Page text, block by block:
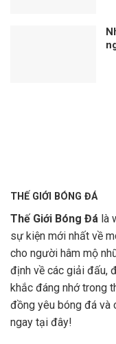
THẾ GIỚI BÓNG ĐÁ
Thế Giới Bóng Đá là
sự kiện mới nhất về
cho người hâm mộ
định về các giải đấu,
khắc đáng nhớ trong
đồng yêu bóng đá và
ngay tại đây!